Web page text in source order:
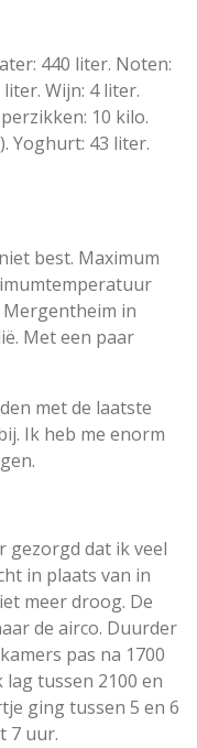
440 liter. Noten:
Wijn: 4 liter.
10 kilo.
Yoghurt: 43 liter.
best. Maximum
Mergentheim in
Met een paar
met de laatste
Ik heb me enorm
gezorgd dat ik veel
in plaats van in
meer droog. De
de airco. Duurder
pas na 1700
tussen 2100 en
ging tussen 5 en 6
7 uur.